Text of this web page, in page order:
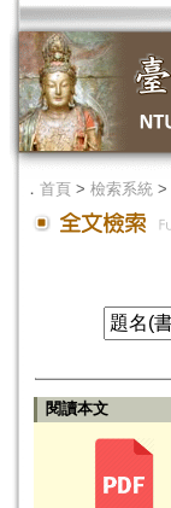
． 首頁 > 檢索系統 >
閱讀本文